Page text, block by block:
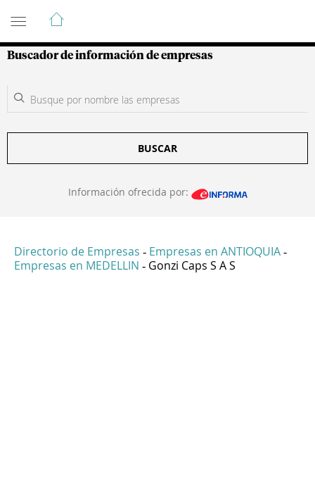
Guía de Empresas Colombianas
Buscador de información de empresas
BUSCAR
Información ofrecida por:
Directorio de Empresas - Empresas en ANTIOQUIA -
Empresas en MEDELLIN - Gonzi Caps S A S